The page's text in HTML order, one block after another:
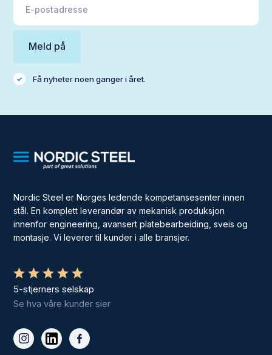
Få nyheter noen ganger i året.
Nordic Steel er Norges ledende kompetansesenter innen
stål. En komplett leverandør av mekanisk produksjon
innenfor engineering, avansert platebearbeiding, sveis og
montasje. Vi leverer til kunder i alle bransjer.
5-stjerners selskap
Se hva våre kunder sier